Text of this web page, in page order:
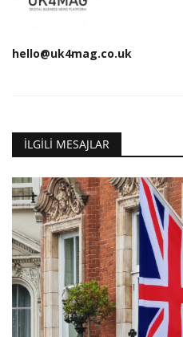
hello@uk4mag.co.uk
İLGILI MESAJLAR